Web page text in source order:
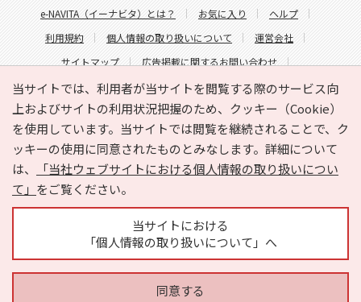
当サイトでは、利用者が当サイトを閲覧する際のサービス向
上およびサイトの利用状況把握のため、クッキー（Cookie）
を使用しています。当サイトでは閲覧を継続されることで、ク
ッキーの使用に同意されたものとみなします。詳細について
は、
「当社ウェブサイトにおける個人情報の取り扱いについ
て」 をご覧ください。
当サイトにおける
「個人情報の取り扱いについて」へ
同意する
e-NAVITA（イーナビタ）とは？ お気に入り
ヘルプ
利用規約
個人情報の取り扱いについて
運営会社
サイトマップ
広告掲載に関するお問い合わせ
サイトの内容に関するお問い合わせ
Copyright © HYOJITO.Co.,Ltd. All Rights Reserved.